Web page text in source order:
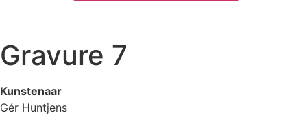
Gravure 7
Kunstenaar
Gér Huntjens